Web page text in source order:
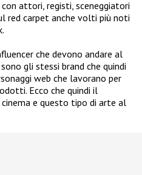
attori, registi, sceneggiatori
red carpet anche volti più noti
che devono andare al
gli stessi brand che quindi
web che lavorano per
Ecco che quindi il
cinema e questo tipo di arte al